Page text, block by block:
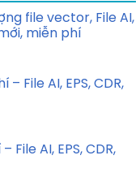
file vector, File AI,
mới, miễn phí
File AI, EPS, CDR,
File AI, EPS, CDR,